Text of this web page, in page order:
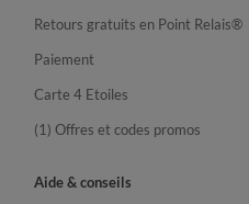
Retours gratuits en Point Relais®
Paiement
Carte 4 Etoiles
(1) Offres et codes promos
Aide & conseils